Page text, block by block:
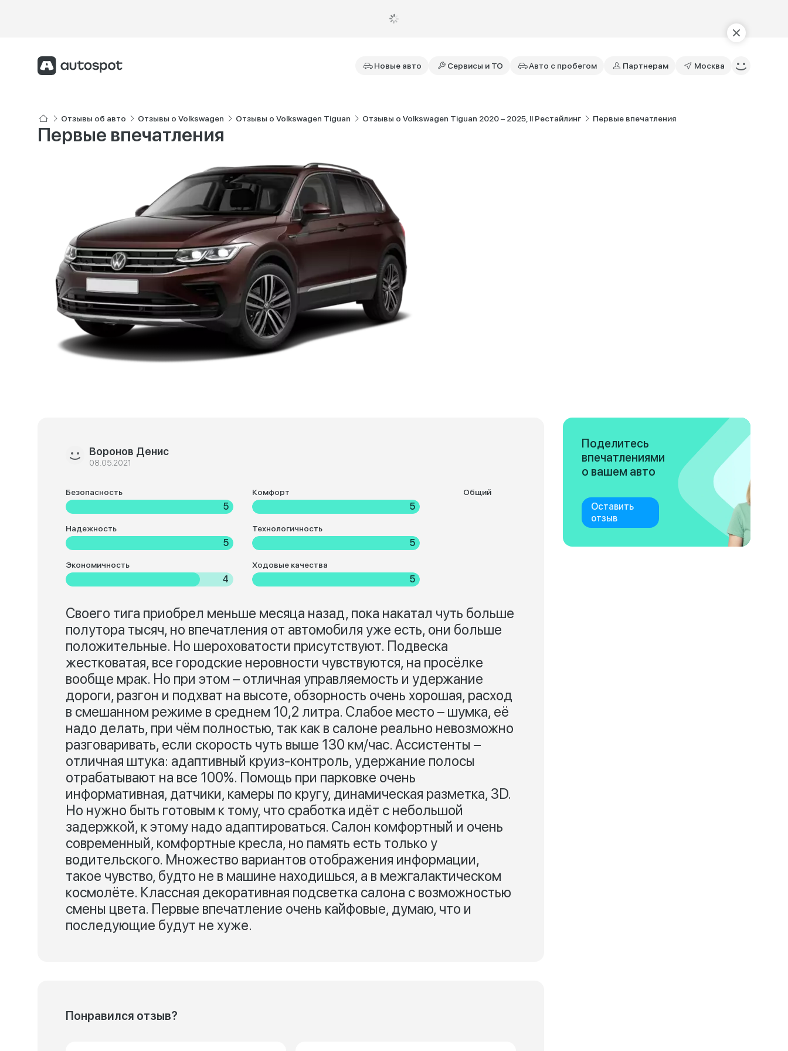
Новые авто Сервисы и ТО Авто с пробегом Партнерам Москва
Отзывы об авто Отзывы о Volkswagen Отзывы о Volkswagen Tiguan Отзывы о Volkswagen Tiguan 2020 – 2025, II Рестайлинг Первые впечатления
Первые впечатления
Воронов Денис
08.05.2021
Безопасность
5
Комфорт
5
Надежность
5
Технологичность
5
Экономичность
4
Ходовые качества
5
Общий
Своего тига приобрел меньше месяца назад, пока накатал чуть больше
полутора тысяч, но впечатления от автомобиля уже есть, они больше
положительные. Но шероховатости присутствуют. Подвеска
жестковатая, все городские неровности чувствуются, на просёлке
вообще мрак. Но при этом – отличная управляемость и удержание
дороги, разгон и подхват на высоте, обзорность очень хорошая, расход
в смешанном режиме в среднем 10,2 литра. Слабое место – шумка, её
надо делать, при чём полностью, так как в салоне реально невозможно
разговаривать, если скорость чуть выше 130 км/час. Ассистенты –
отличная штука: адаптивный круиз-контроль, удержание полосы
отрабатывают на все 100%. Помощь при парковке очень
информативная, датчики, камеры по кругу, динамическая разметка, 3D.
Но нужно быть готовым к тому, что сработка идёт с небольшой
задержкой, к этому надо адаптироваться. Салон комфортный и очень
современный, комфортные кресла, но память есть только у
водительского. Множество вариантов отображения информации,
такое чувство, будто не в машине находишься, а в межгалактическом
космолёте. Классная декоративная подсветка салона с возможностью
смены цвета. Первые впечатление очень кайфовые, думаю, что и
последующие будут не хуже.
Понравился отзыв?
Поделитесь
впечатлениями
о вашем авто
Оставить
отзыв